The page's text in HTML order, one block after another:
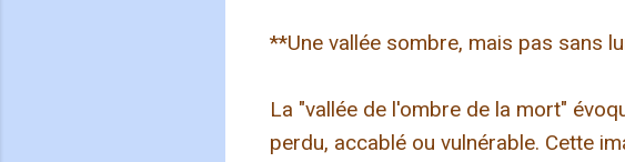
**Une vallée sombre, mais pas sans
La "vallée de l'ombre de la mort"
perdu, accablé ou vulnérable. Cette